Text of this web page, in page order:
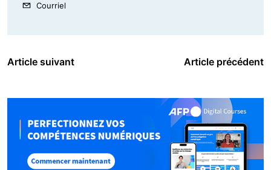
Courriel
Article suivant Article précédent